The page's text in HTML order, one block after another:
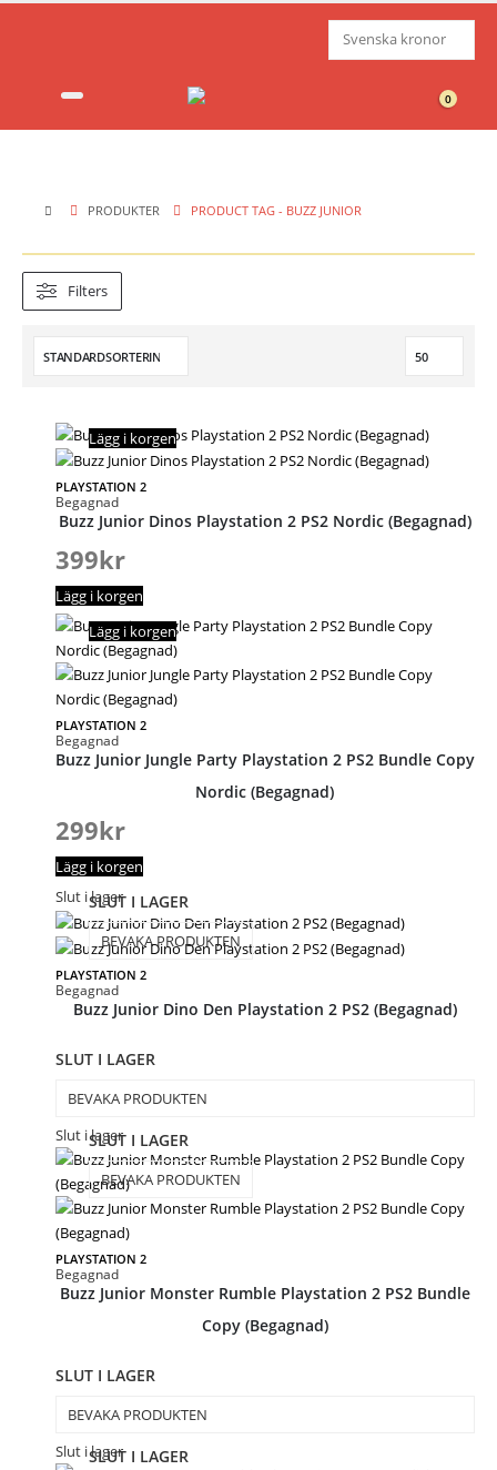
0
PRODUKTER PRODUCT TAG - BUZZ JUNIOR
Filters
PLAYSTATION 2
Begagnad
Lägg i korgen
Buzz Junior Dinos Playstation 2 PS2 Nordic (Begagnad)
399kr
Lägg i korgen
PLAYSTATION 2
Begagnad
Lägg i korgen
Buzz Junior Jungle Party Playstation 2 PS2 Bundle Copy
Nordic (Begagnad)
299kr
Lägg i korgen
Slut i lager
PLAYSTATION 2
Begagnad
SLUT I LAGER
BEVAKA PRODUKTEN
Buzz Junior Dino Den Playstation 2 PS2 (Begagnad)
SLUT I LAGER
BEVAKA PRODUKTEN
Slut i lager
PLAYSTATION 2
Begagnad
SLUT I LAGER
BEVAKA PRODUKTEN
Buzz Junior Monster Rumble Playstation 2 PS2 Bundle
Copy (Begagnad)
SLUT I LAGER
BEVAKA PRODUKTEN
Slut i lagerSLUT I LAGER